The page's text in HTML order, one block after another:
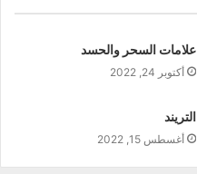
علامات السحر والحسد
أكتوبر 24, 2022
التريند
أغسطس 15, 2022